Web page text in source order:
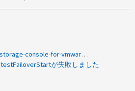
product-categories:virtual-storage-console-for-vmware-vsphere
testFailoverStartが失敗しました